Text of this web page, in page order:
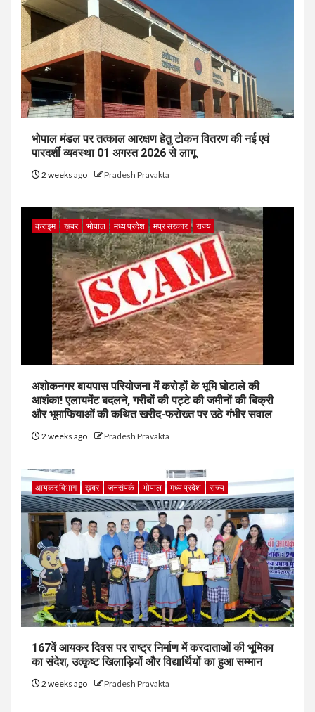
भोपाल मंडल पर तत्काल आरक्षण हेतु टोकन वितरण की नई एवं
पारदर्शी व्यवस्था 01 अगस्त 2026 से लागू
2 weeks ago Pradesh Pravakta
क्राइम ख़बर भोपाल मध्य प्रदेश मप्र सरकार राज्य
अशोकनगर बायपास परियोजना में करोड़ों के भूमि घोटाले की
आशंका! एलायमेंट बदलने, गरीबों की पट्टे की जमीनों की बिक्री
और भूमाफियाओं की कथित खरीद-फरोख्त पर उठे गंभीर सवाल
2 weeks ago Pradesh Pravakta
आयकर विभाग ख़बर जनसंपर्क भोपाल मध्य प्रदेश राज्य
167वें आयकर दिवस पर राष्ट्र निर्माण में करदाताओं की भूमिका
का संदेश, उत्कृष्ट खिलाड़ियों और विद्यार्थियों का हुआ सम्मान
2 weeks ago Pradesh Pravakta